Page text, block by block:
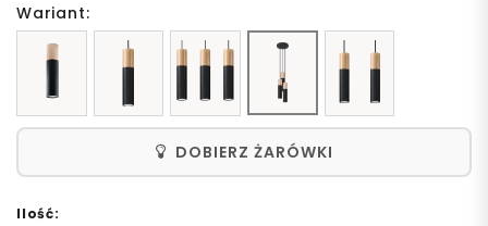
Wariant:
DOBIERZ ŻARÓWKI
Ilość: